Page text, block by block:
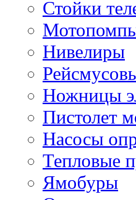
Стойки
Нивелиры
Ножницы
Пистолет
Насосы
Тепловые
Ямобуры